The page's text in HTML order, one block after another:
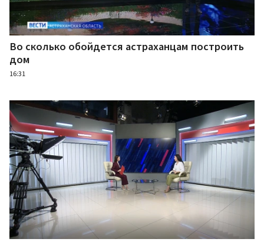
Во сколько обойдется астраханцам построить
дом
16:31